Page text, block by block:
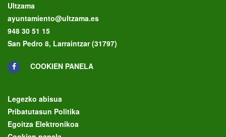
Ultzama
ayuntamiento@ultzama.es
948 30 51 15
San Pedro 8, Larraintzar (31797)
COOKIEN PANELA
Legezko abisua
Pribatutasun Politika
Egoitza Elektronikoa